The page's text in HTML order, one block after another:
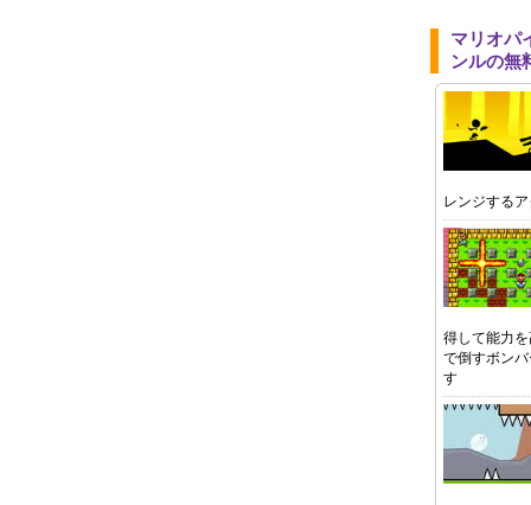
マリオパ
ンルの無
レンジする
得して能力
で倒すボン
す